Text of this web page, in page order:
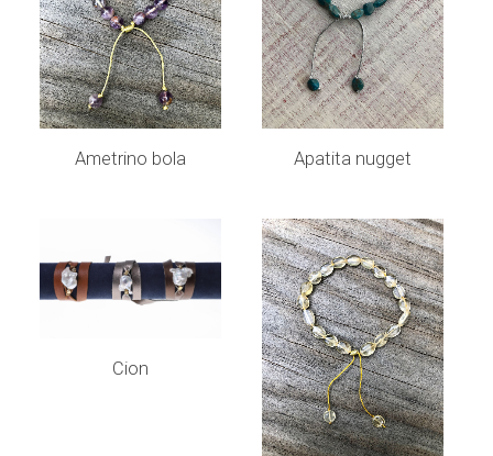
LEER MÁS
Ametrino bola LEER MÁS
Apatita nugget
LEER MÁS
Cion